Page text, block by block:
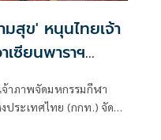
ข' หนุนไทยเจ้า
ซียนพาราฯ
จ้าภาพจัดมหกรรมกีฬา
ประเทศไทย (กกท.) จัด